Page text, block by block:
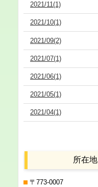
2021/11(1)
2021/10(1)
2021/09(2)
2021/07(1)
2021/06(1)
2021/05(1)
2021/04(1)
所在地
〒773-0007